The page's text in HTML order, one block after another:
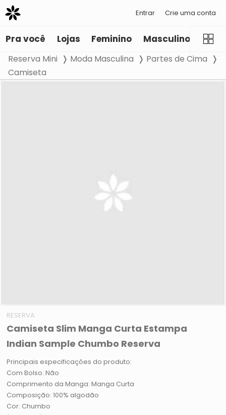
Entrar Crie uma conta
Pra você Lojas Feminino Masculino
Reserva Mini Moda Masculina
Partes de Cima
Camiseta
RESERVA
Camiseta Slim Manga Curta Estampa
Indian Sample Chumbo Reserva
Principais especificações do produto:
Com Bolso: Não
Comprimento da Manga: Manga Curta
Composição: 100% algodão
Cor: Chumbo